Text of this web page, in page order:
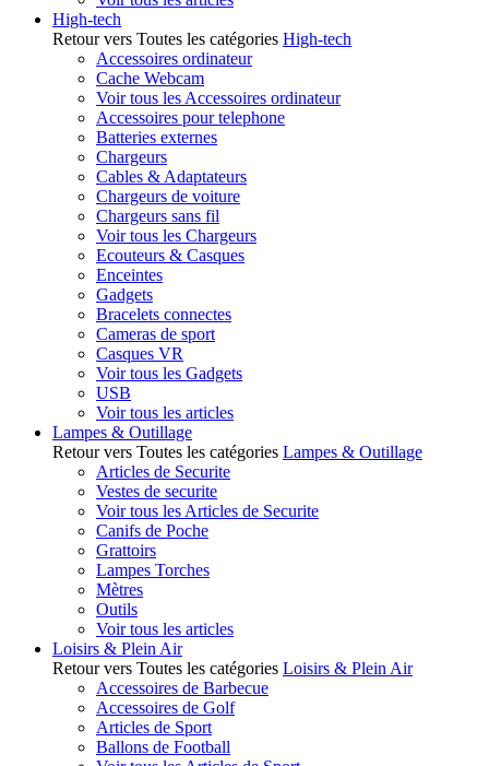
High-tech
Retour vers Toutes les catégories High-tech
Accessoires ordinateur
Cache Webcam
Voir tous les Accessoires ordinateur
Accessoires pour telephone
Batteries externes
Chargeurs
Cables & Adaptateurs
Chargeurs de voiture
Chargeurs sans fil
Voir tous les Chargeurs
Ecouteurs & Casques
Enceintes
Gadgets
Bracelets connectes
Cameras de sport
Casques VR
Voir tous les Gadgets
USB
Voir tous les articles
Lampes & Outillage
Retour vers Toutes les catégories Lampes & Outillage
Articles de Securite
Vestes de securite
Voir tous les Articles de Securite
Canifs de Poche
Grattoirs
Lampes Torches
Mètres
Outils
Voir tous les articles
Loisirs & Plein Air
Retour vers Toutes les catégories Loisirs & Plein Air
Accessoires de Barbecue
Accessoires de Golf
Articles de Sport
Ballons de Football